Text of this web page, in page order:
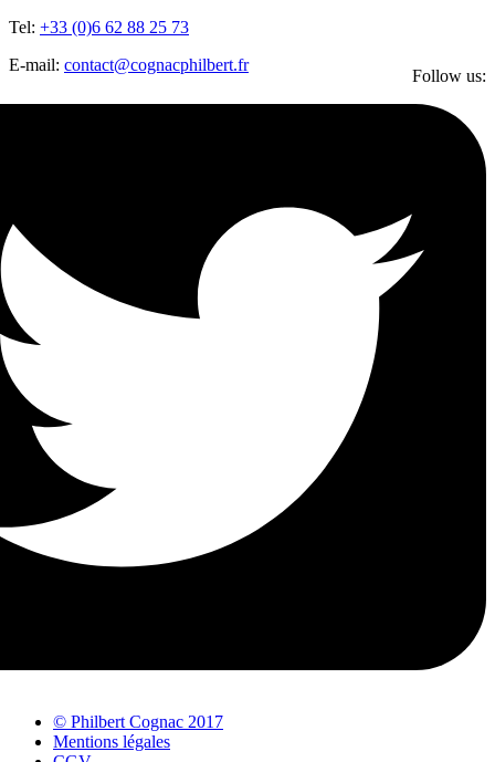
Tel: +33 (0)6 62 88 25 73
E-mail: contact@cognacphilbert.fr
Follow us:
© Philbert Cognac 2017
Mentions légales